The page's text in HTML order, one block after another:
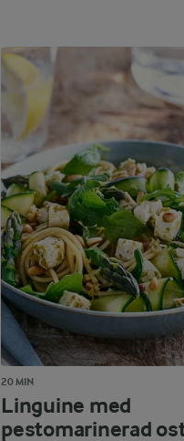
20 MIN
Linguine med
pestomarinerad